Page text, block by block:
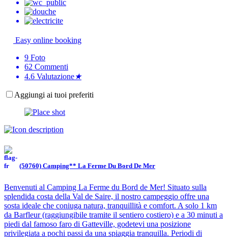
Easy online booking
9 Foto
62 Commenti
4.6 Valutazione★
Aggiungi ai tuoi preferiti
(50760) Camping** La Ferme Du Bord De Mer
Benvenuti al Camping La Ferme du Bord de Mer! Situato sulla
splendida costa della Val de Saire, il nostro campeggio offre una
sosta ideale che coniuga natura, tranquillità e comfort. A solo 1 km
da Barfleur (raggiungibile tramite il sentiero costiero) e a 30 minuti a
piedi dal famoso faro di Gatteville, godetevi una posizione
privilegiata a pochi passi da una spiaggia tranquilla. Periodi di